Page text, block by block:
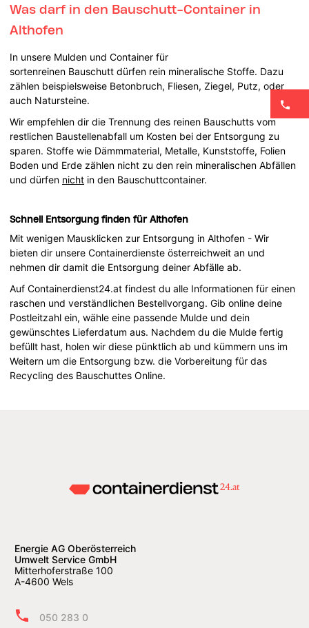
Was darf in den Bauschutt-Container in
Althofen
In unsere Mulden und Container für
sortenreinen Bauschutt dürfen rein mineralische Stoffe. Dazu
zählen beispielsweise Betonbruch, Fliesen, Ziegel, Putz, oder
auch Natursteine.
Wir empfehlen dir die Trennung des reinen Bauschutts vom
restlichen Baustellenabfall um Kosten bei der Entsorgung zu
sparen. Stoffe wie Dämmmaterial, Metalle, Kunststoffe, Folien
Boden und Erde zählen nicht zu den rein mineralischen Abfällen
und dürfen nicht in den Bauschuttcontainer.
Schnell Entsorgung finden für Althofen
Mit wenigen Mausklicken zur Entsorgung in Althofen - Wir
bieten dir unsere Containerdienste österreichweit an und
nehmen dir damit die Entsorgung deiner Abfälle ab.
Auf Containerdienst24.at findest du alle Informationen für einen
raschen und verständlichen Bestellvorgang. Gib online deine
Postleitzahl ein, wähle eine passende Mulde und dein
gewünschtes Lieferdatum aus. Nachdem du die Mulde fertig
befüllt hast, holen wir diese pünktlich ab und kümmern uns im
Weitern um die Entsorgung bzw. die Vorbereitung für das
Recycling des Bauschuttes Online.
Energie AG Oberösterreich
Umwelt Service GmbH
Mitterhoferstraße 100
A-4600 Wels
050 283 0